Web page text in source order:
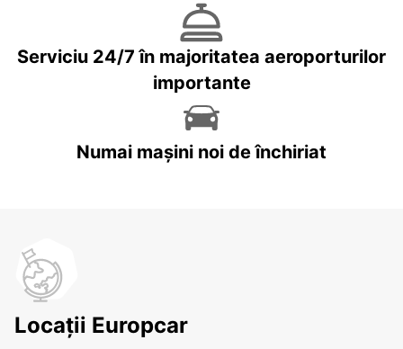
Serviciu 24/7 în majoritatea aeroporturilor
importante
Numai mașini noi de închiriat
Locații Europcar